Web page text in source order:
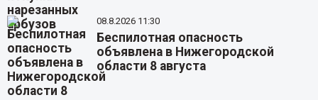
08.8.2026 11:30
Беспилотная опасность
объявлена в Нижегородской
области 8 августа